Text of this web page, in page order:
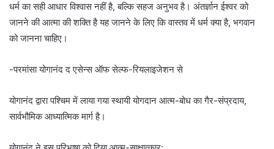
धर्म का सही आधार विश्वास नहीं है, बल्कि सहज अनुभव है। अंतर्ज्ञान ईश्वर को
जानने की आत्मा की शक्ति है यह जानने के लिए कि वास्तव में धर्म क्या है, भगवान
को जानना चाहिए।
-परमांसा योगानंद द एसेन्स ऑफ सेल्फ-रियलाइजेशन से
योगानंद द्वारा पश्चिम में लाया गया स्थायी योगदान आत्म-बोध का गैर-संप्रदाय,
सार्वभौमिक आध्यात्मिक मार्ग है।